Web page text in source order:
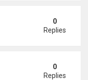
Hòa trong các
0
Replies
cũ
0
Replies